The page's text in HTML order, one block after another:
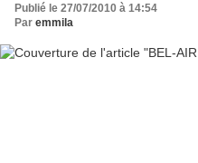
Publié le 27/07/2010 à 14:54
Par emmila